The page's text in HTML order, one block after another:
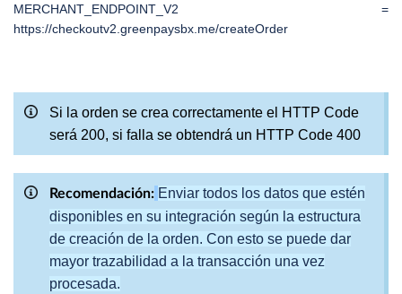
MERCHANT_ENDPOINT_V2
=
https://checkoutv2 greenpaysbx me/createOrder
Si la orden se crea correctamente el HTTP Code
será 200, si falla se obtendrá un HTTP Code 400
Recomendación: Enviar todos los datos que estén
disponibles en su integración según la estructura
de creación de la orden. Con esto se puede dar
mayor trazabilidad a la transacción una vez
procesada.